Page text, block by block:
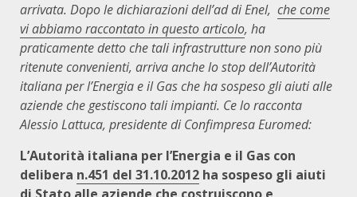
arrivata. Dopo le dichiarazioni dell’ad di Enel, che come
vi abbiamo raccontato in questo articolo, ha
praticamente detto che tali infrastrutture non sono più
ritenute convenienti, arriva anche lo stop dell’Autorità
italiana per l’Energia e il Gas che ha sospeso gli aiuti alle
aziende che gestiscono tali impianti. Ce lo racconta
Alessio Lattuca, presidente di Confimpresa Euromed:
L’Autorità italiana per l’Energia e il Gas con
delibera n.451 del 31.10.2012 ha sospeso gli aiuti